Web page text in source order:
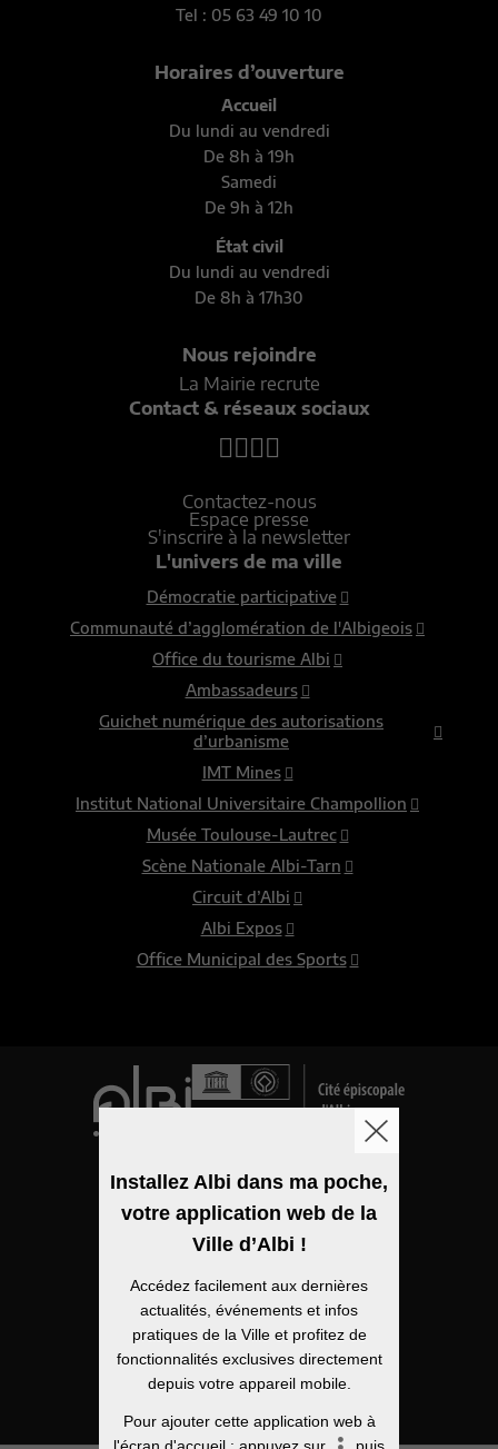
Tel : 05 63 49 10 10
Horaires d’ouverture
Accueil
Du lundi au vendredi
De 8h à 19h
Samedi
De 9h à 12h
État civil
Du lundi au vendredi
De 8h à 17h30
Nous rejoindre
La Mairie recrute
Contact & réseaux sociaux
Contactez-nous
Espace presse
S'inscrire à la newsletter
L'univers de ma ville
Démocratie participative
Communauté d’agglomération de l'Albigeois
Office du tourisme Albi
Ambassadeurs
Guichet numérique des autorisations
d’urbanisme
IMT Mines
Institut National Universitaire Champollion
Musée Toulouse-Lautrec
Scène Nationale Albi-Tarn
Circuit d’Albi
Albi Expos
Office Municipal des Sports
Mentions légales
Politique de confidentialité
Plan du site
Installez Albi dans ma poche,
votre application web de la
Ville d’Albi !
Accédez facilement aux dernières
actualités, événements et infos
pratiques de la Ville et profitez de
fonctionnalités exclusives directement
depuis votre appareil mobile.
Pour ajouter cette application web à
l'écran d'accueil : appuyez sur
puis